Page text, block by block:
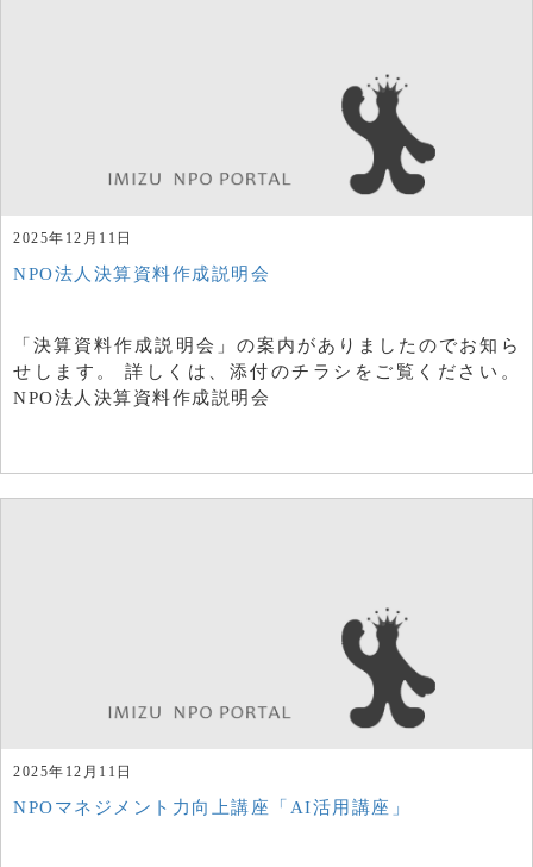
2025年12月11日
NPO法人決算資料作成説明会
「決算資料作成説明会」の案内がありましたのでお知ら
せします。 詳しくは、添付のチラシをご覧ください。
NPO法人決算資料作成説明会
2025年12月11日
NPOマネジメント力向上講座「AI活用講座」